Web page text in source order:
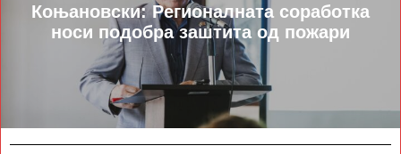
Коњановски: Регионалната соработка
носи подобра заштита од пожари